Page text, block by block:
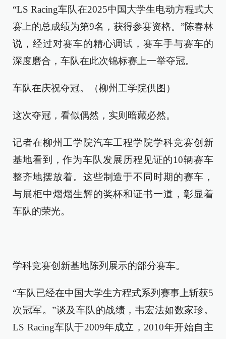
“LS Racing车队在2025中国大学生电动方程式大
赛上的总成绩为第9名，获得参赛资格。”陈春林
说，经过对赛车的精心调试，赛车手与赛车的
深度磨合，车队在此次锦标赛上一举夺冠。
车队在庆祝夺冠。（柳州工学院供图）
这次夺冠，看似偶然，实则暗藏必然。
记者在柳州工学院汽车工程学院学科竞赛创新
基地看到，作为车队发展历程见证的10辆赛车
整齐地摆放着。这些制造于不同时期的赛车，
与展柜中熠熠生辉的奖杯和证书一道，彰显着
车队的荣光。
学科竞赛创新基地陈列展示的部分赛车。
“车队已经在中国大学生方程式系列赛事上斩获5
次冠军。”谈及车队的战绩，韦宏法如数家珍。
LS Racing车队于2009年成立，2010年开始自主